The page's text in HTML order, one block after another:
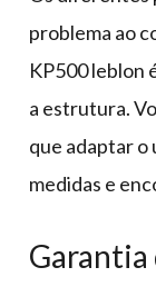
problema ao
KP500 leblon
a estrutura.
que adaptar o
medidas e
Garantia